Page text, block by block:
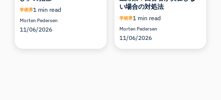
学術界1 min read
Morten Pedersen
11/06/2026
い場合の対処法
学術界1 min read
Morten Pedersen
11/06/2026